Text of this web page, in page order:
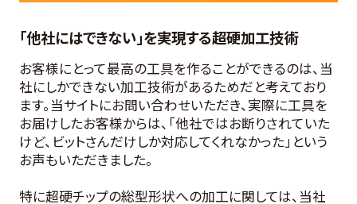
「他社にはできない」を実現する超硬加工技術
お客様にとって最高の工具を作ることができるのは、当
社にしかできない加工技術があるためだと考えており
ます。当サイトにお問い合わせいただき、実際に工具を
お届けしたお客様からは、「他社ではお断りされていた
けど、ビットさんだけしか対応してくれなかった」という
お声もいただきました。
特に超硬チップの総型形状への加工に関しては、当社